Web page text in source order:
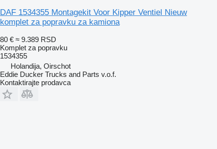
DAF 1534355 Montagekit Voor Kipper Ventiel Nieuw
komplet za popravku za kamiona
80 € ≈ 9.389 RSD
Komplet za popravku
1534355
Holandija, Oirschot
Eddie Ducker Trucks and Parts v.o.f.
Kontaktirajte prodavca